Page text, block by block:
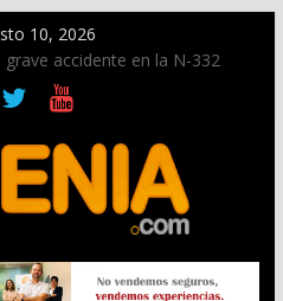
10, 2026
accidente en la N-332
con motivo del eclipse
Calpe una red que robó
en un millón de euros – Vídeo
al Ayuntamiento que se
Reglamento de Costas del
Diana y eclosionan otras no